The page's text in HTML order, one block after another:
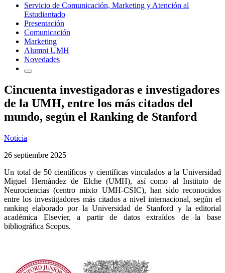
Servicio de Comunicación, Marketing y Atención al
Estudiantado
Presentación
Comunicación
Marketing
Alumni UMH
Novedades
Cincuenta investigadoras e investigadores
de la UMH, entre los más citados del
mundo, según el Ranking de Stanford
Noticia
26 septiembre 2025
Un total de 50 científicos y científicas vinculados a la Universidad
Miguel Hernández de Elche (UMH), así como al Instituto de
Neurociencias (centro mixto UMH-CSIC), han sido reconocidos
entre los investigadores más citados a nivel internacional, según el
ranking elaborado por la Universidad de Stanford y la editorial
académica Elsevier, a partir de datos extraídos de la base
bibliográfica Scopus.